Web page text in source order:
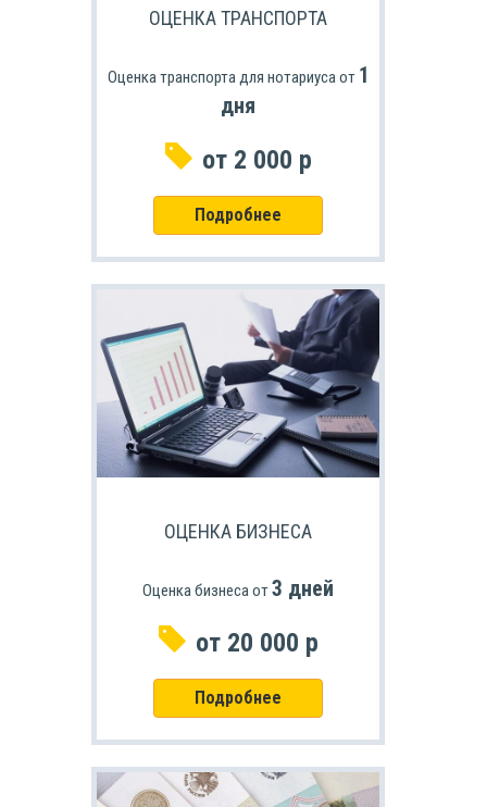
ОЦЕНКА ТРАНСПОРТА
Оценка транспорта для нотариуса от 1
дня
от 2 000 р
Подробнее
ОЦЕНКА БИЗНЕСА
Оценка бизнеса от3 дней
от 20 000 р
Подробнее